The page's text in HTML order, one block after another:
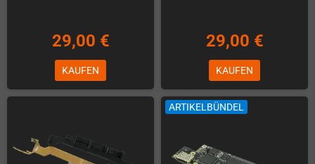
29,00 €
KAUFEN
29,00 €
KAUFEN
ARTIKELBÜNDEL